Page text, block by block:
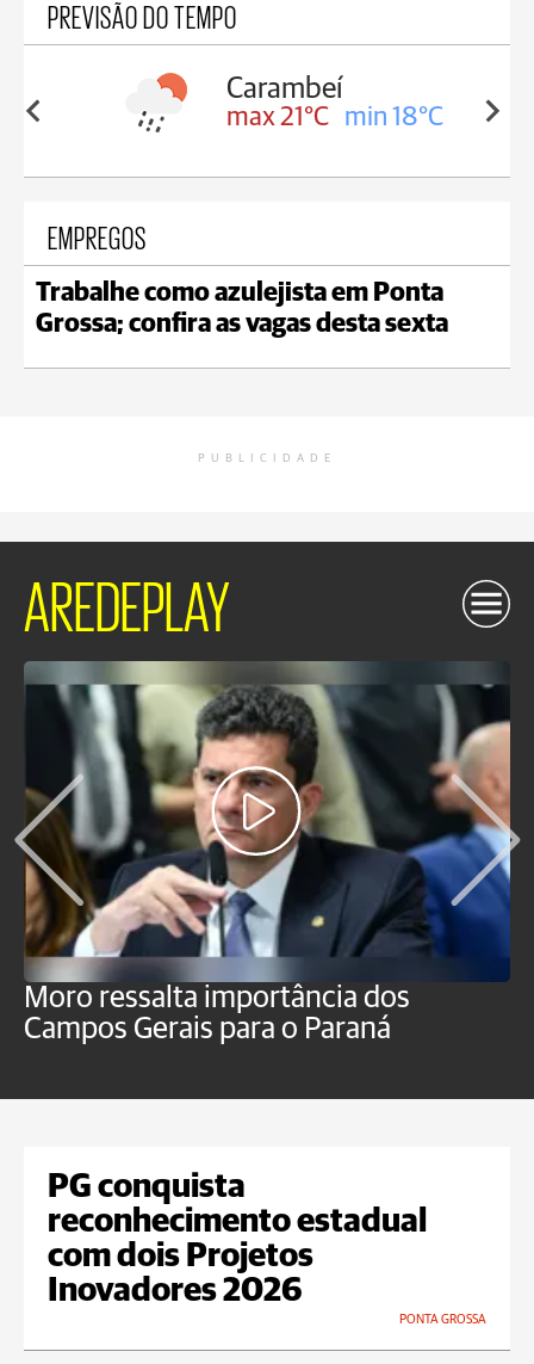
PREVISÃO DO TEMPO
18°C
Carambeí
max 21°C min 18°C
EMPREGOS
Trabalhe como azulejista em Ponta
Grossa; confira as vagas desta sexta
PUBLICIDADE
AREDEPLAY
Moro ressalta importância dos
Campos Gerais para o Paraná
PG conquista
reconhecimento estadual
com dois Projetos
Inovadores 2026
PONTA GROSSA